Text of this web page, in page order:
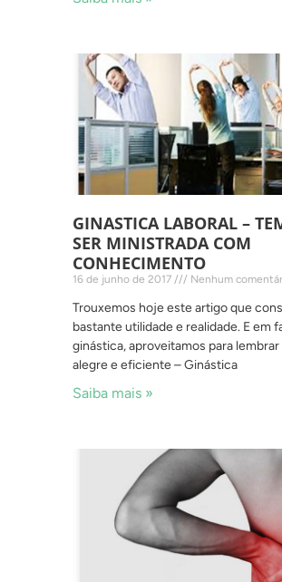
GINASTICA LABORAL –
SER MINISTRADA COM
CONHECIMENTO
16 de junho de 2017 Nenhum
Trouxemos hoje este artigo que
bastante utilidade e realidade. E em
ginástica, aproveitamos para lembrar
alegre e eficiente – Ginástica
Saiba mais »